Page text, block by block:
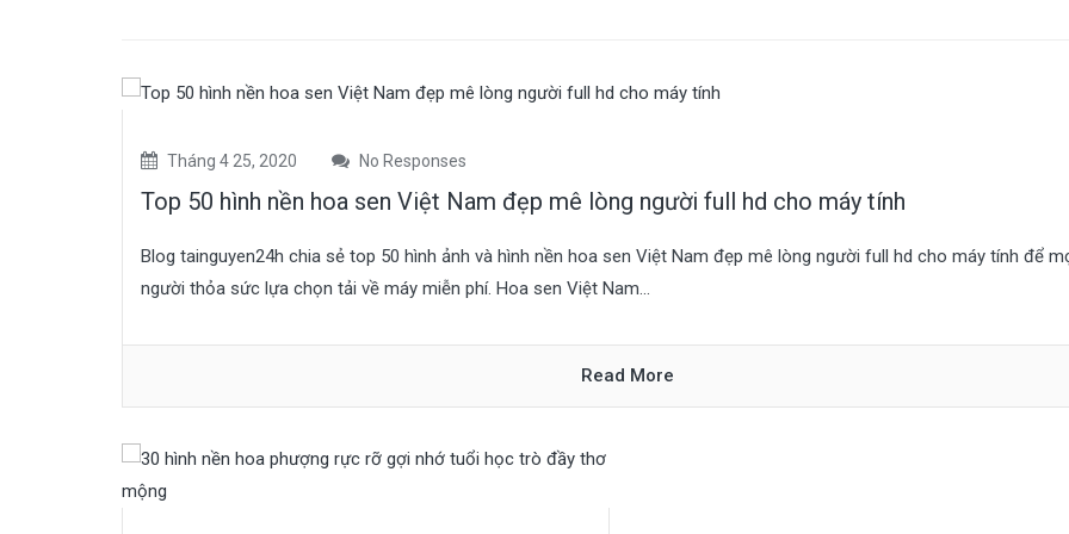
Tháng 4 25, 2020 No Responses
Top 50 hình nền hoa sen Việt Nam đẹp mê lòng người full hd cho máy tính
Blog tainguyen24h chia sẻ top 50 hình ảnh và hình nền hoa sen Việt Nam đẹp mê lòng người full hd cho máy tính để
người thỏa sức lựa chọn tải về máy miễn phí. Hoa sen Việt Nam...
Read More